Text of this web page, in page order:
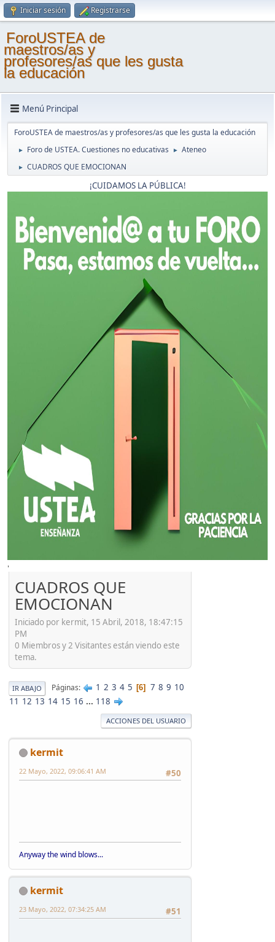
Iniciar sesión Registrarse
ForoUSTEA de
maestros/as y
profesores/as que les gusta
la educación
Menú Principal
ForoUSTEA de maestros/as y profesores/as que les gusta la educación
► Foro de USTEA. Cuestiones no educativas ► Ateneo
► CUADROS QUE EMOCIONAN
¡CUIDAMOS LA PÚBLICA!
'
CUADROS QUE
EMOCIONAN
Iniciado por kermit, 15 Abril, 2018, 18:47:15
PM
0 Miembros y 2 Visitantes están viendo este
tema.
IR ABAJO Páginas 1 2 3 4 5 6 7 8 9 10
11 12 13 14 15 16 ... 118
ACCIONES DEL USUARIO
kermit
#50
22 Mayo, 2022, 09:06:41 AM
Anyway the wind blows...
kermit
#51
23 Mayo, 2022, 07:34:25 AM